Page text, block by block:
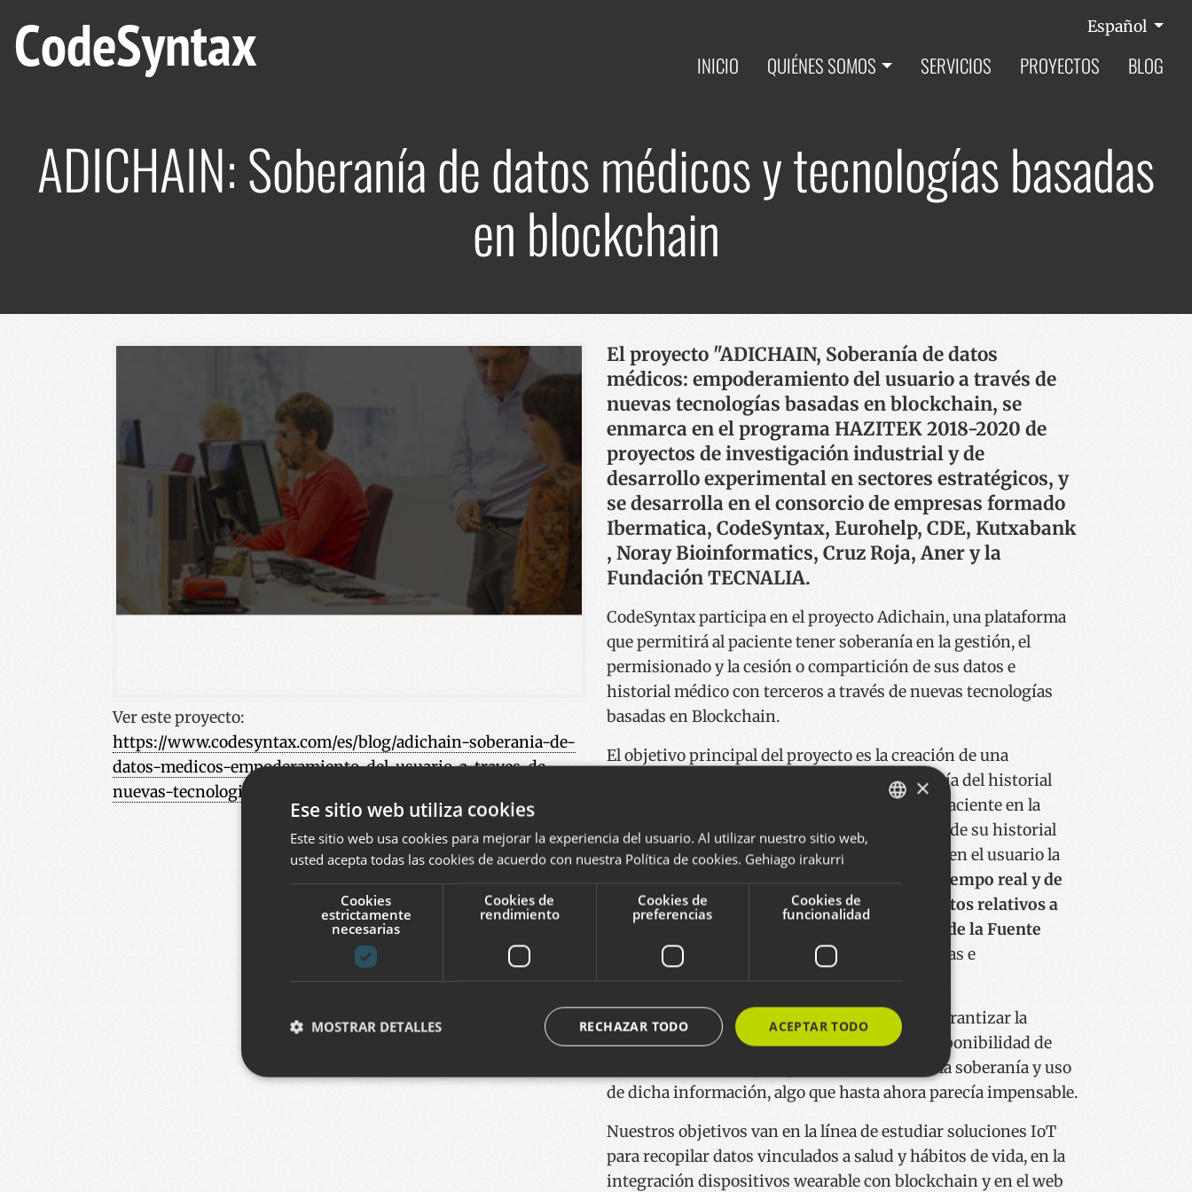
Español
INICIO QUIÉNES SOMOS SERVICIOS PROYECTOS BLOG
ADICHAIN: Soberanía de datos médicos y tecnologías basadas
en blockchain
Ver este proyecto:
https://www.codesyntax.com/es/blog/adichain-soberania-de-
datos-medicos-empoderamiento-del-usuario-a-traves-de-
nuevas-tecnologias-basadas-en-blockchain
El proyecto "ADICHAIN, Soberanía de datos
médicos: empoderamiento del usuario a través de
nuevas tecnologías basadas en blockchain, se
enmarca en el programa HAZITEK 2018-2020 de
proyectos de investigación industrial y de
desarrollo experimental en sectores estratégicos, y
se desarrolla en el consorcio de empresas formado
Ibermatica, CodeSyntax, Eurohelp, CDE, Kutxabank
, Noray Bioinformatics, Cruz Roja, Aner y la
Fundación TECNALIA.
CodeSyntax participa en el proyecto Adichain, una plataforma
que permitirá al paciente tener soberanía en la gestión, el
permisionado y la cesión o compartición de sus datos e
historial médico con terceros a través de nuevas tecnologías
basadas en Blockchain.
El objetivo principal del proyecto es la creación de una
novedosa plataforma de gestión de la soberanía del historial
médico que permita realmente empoderar al paciente en la
gestión, permisionado y cesión/compartición de su historial
médico con terceros. Con una visión centrada en el usuario la
permitirá al usuario conocer en tiempo real y de
forma integrada gestionar todos aquellos datos relativos a
su información de salud con independencia de la Fuente
(servicios públicos, privados, consultas/pruebas e
intervenciones en el extranjero, etc.).
Gracias a la tecnologíaBlockchainse podrá garantizar la
trazabilidad, integridad, ciberseguridad y disponibilidad de
dicha información, y lo que es más relevante la soberanía y uso
de dicha información, algo que hasta ahora parecía impensable.
Nuestros objetivos van en la línea de estudiar soluciones IoT
para recopilar datos vinculados a salud y hábitos de vida, en la
integración dispositivos wearable con blockchain y en el web
×
Ese sitio web utiliza cookies
Este sitio web usa cookies para mejorar la experiencia del usuario. Al utilizar nuestro sitio web,
usted acepta todas las cookies de acuerdo con nuestra Política de cookies. Gehiago irakurri
Cookies
estrictamente
necesarias
Cookies de
rendimiento
Cookies de
preferencias
Cookies de
funcionalidad
ACEPTAR TODO
RECHAZAR TODO
MOSTRAR DETALLES
Las cookies estrictamente necesarias permiten la funcionalidad principal del sitio web, como el inicio de sesión de usuario y la
gestión de cuentas. El sitio web no se puede utilizar correctamente sin las cookies estrictamente necesarias.
Vencimiento
Descripción